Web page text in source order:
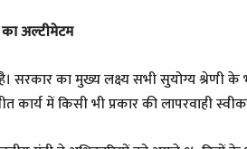
का अल्टीमेटम
का मुख्य लक्ष्य सभी सुयोग्य श्रेणी के
में किसी भी प्रकार की लापरवाही